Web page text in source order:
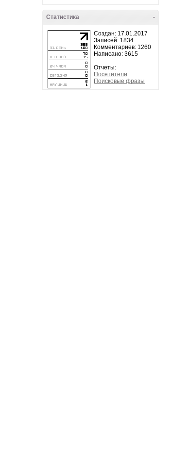
-
Статистика
Создан: 17.01.2017
Записей: 1834
Комментариев: 1260
Написано: 3615
Отчеты:
Посетители
Поисковые фразы